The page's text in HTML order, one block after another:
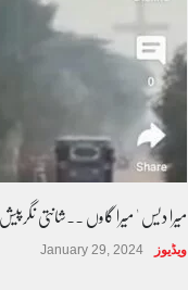
کالم/بلاگ
میرا دیس ' میرا گاوں ۔۔شانتی
ویڈیوز January 29, 2024